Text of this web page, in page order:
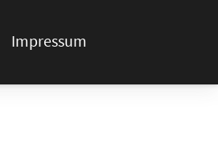
Impressum